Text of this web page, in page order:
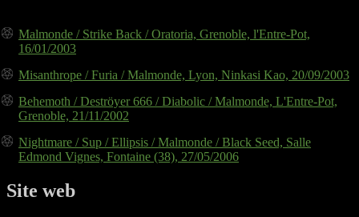
Malmonde / Strike Back / Oratoria, Grenoble, l'Entre-Pot,
16/01/2003
Misanthrope / Furia / Malmonde, Lyon, Ninkasi Kao, 20/09/2003
Behemoth / Deströyer 666 / Diabolic / Malmonde, L'Entre-Pot,
Grenoble, 21/11/2002
Nightmare / Sup / Ellipsis / Malmonde / Black Seed, Salle
Edmond Vignes, Fontaine (38), 27/05/2006
Site web